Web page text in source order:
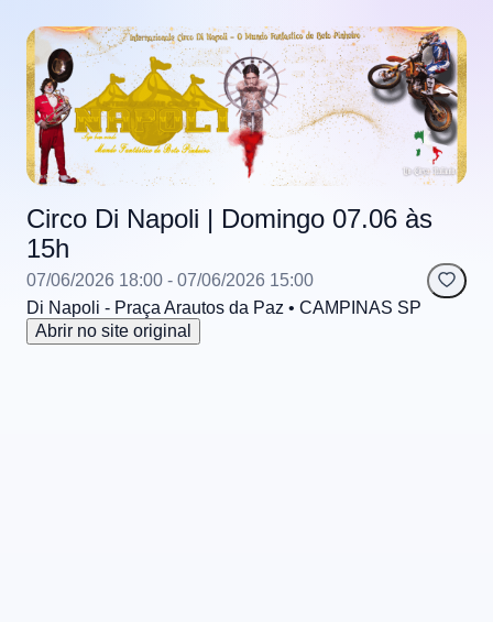
Circo Di Napoli | Domingo 07.06 às
15h
07/06/2026 18:00 - 07/06/2026 15:00
Di Napoli - Praça Arautos da Paz • CAMPINAS SP
Abrir no site original